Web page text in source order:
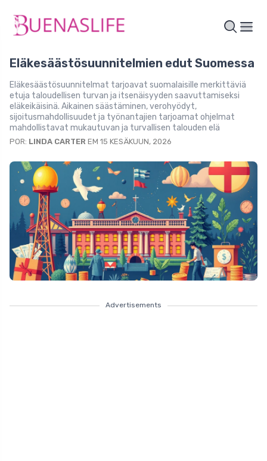
Eläkesäästösuunnitelmien edut Suomessa
Eläkesäästösuunnitelmat tarjoavat suomalaisille merkittäviä
etuja taloudellisen turvan ja itsenäisyyden saavuttamiseksi
eläkeikäisinä. Aikainen säästäminen, verohyödyt,
sijoitusmahdollisuudet ja työnantajien tarjoamat ohjelmat
mahdollistavat mukautuvan ja turvallisen talouden elä
POR: LINDA CARTER EM 15 KESÄKUUN, 2026
Advertisements